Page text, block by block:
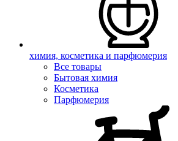
химия, косметика и парфюмерия
Все товары
Бытовая химия
Косметика
Парфюмерия